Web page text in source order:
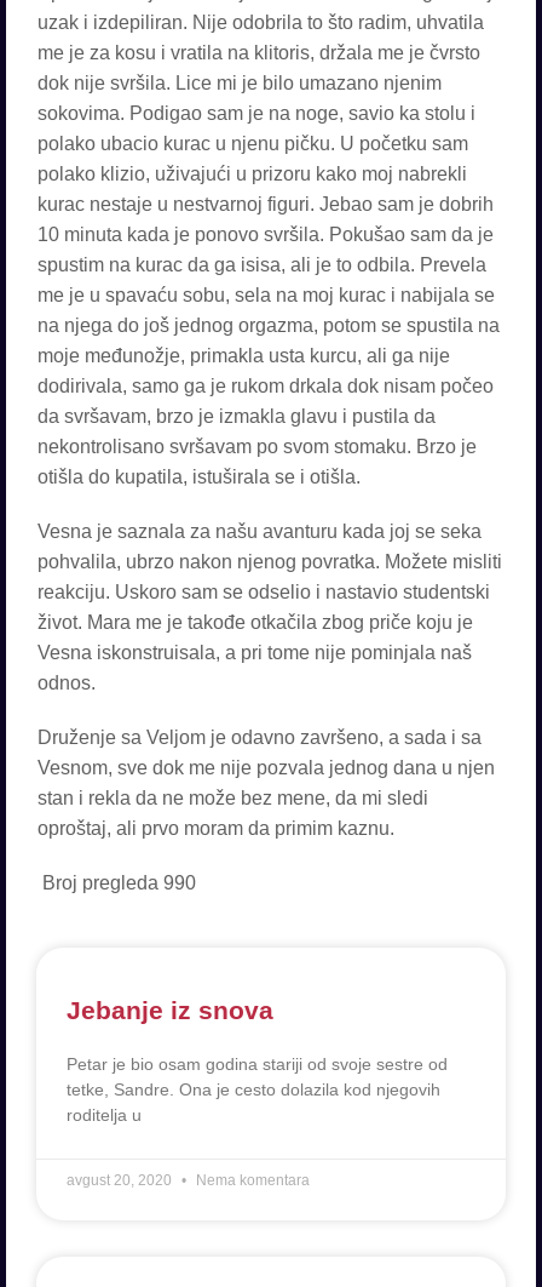
uzak i izdepiliran. Nije odobrila to što radim, uhvatila
me je za kosu i vratila na klitoris, držala me je čvrsto
dok nije svršila. Lice mi je bilo umazano njenim
sokovima. Podigao sam je na noge, savio ka stolu i
polako ubacio kurac u njenu pičku. U početku sam
polako klizio, uživajući u prizoru kako moj nabrekli
kurac nestaje u nestvarnoj figuri. Jebao sam je dobrih
10 minuta kada je ponovo svršila. Pokušao sam da je
spustim na kurac da ga isisa, ali je to odbila. Prevela
me je u spavaću sobu, sela na moj kurac i nabijala se
na njega do još jednog orgazma, potom se spustila na
moje međunožje, primakla usta kurcu, ali ga nije
dodirivala, samo ga je rukom drkala dok nisam počeo
da svršavam, brzo je izmakla glavu i pustila da
nekontrolisano svršavam po svom stomaku. Brzo je
otišla do kupatila, istuširala se i otišla.
Vesna je saznala za našu avanturu kada joj se seka
pohvalila, ubrzo nakon njenog povratka. Možete misliti
reakciju. Uskoro sam se odselio i nastavio studentski
život. Mara me je takođe otkačila zbog priče koju je
Vesna iskonstruisala, a pri tome nije pominjala naš
odnos.
Druženje sa Veljom je odavno završeno, a sada i sa
Vesnom, sve dok me nije pozvala jednog dana u njen
stan i rekla da ne može bez mene, da mi sledi
oproštaj, ali prvo moram da primim kaznu.
Broj pregleda 990
Jebanje iz snova
Petar je bio osam godina stariji od svoje sestre od
tetke, Sandre. Ona je cesto dolazila kod njegovih
roditelja u
avgust 20, 2020 Nema komentara